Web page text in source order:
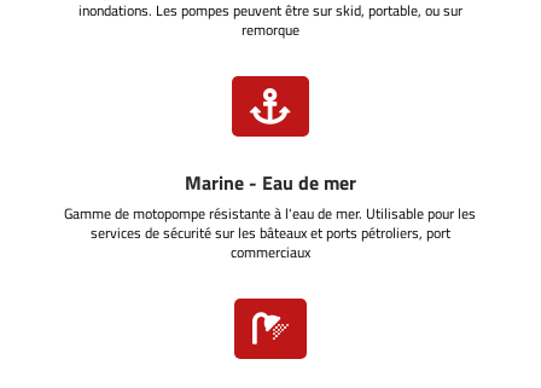
inondations. Les pompes peuvent être sur skid, portable, ou sur
remorque

Marine - Eau de mer
Gamme de motopompe résistante à l'eau de mer. Utilisable pour les
services de sécurité sur les bâteaux et ports pétroliers, port
commerciaux
